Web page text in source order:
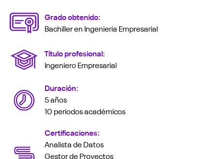
Grado obtenido:
Bachiller en Ingeniería Empresarial
Título profesional:
Ingeniero Empresarial
Duración:
5 años
10 periodos académicos
Certificaciones:
Analista de Datos
Gestor de Proyectos